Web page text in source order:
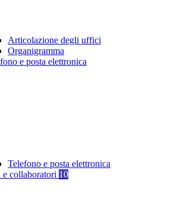
Articolazione degli uffici
Organigramma
e posta elettronica
Telefono e posta elettronica
e collaboratori 10